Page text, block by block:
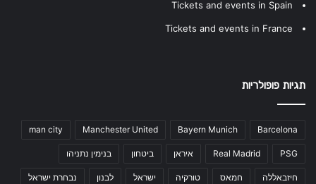
Tickets and events in Spain
Tickets and events in France
תגיות פופולריות
Barcelona
Bayern Munich
Manchester United
man city
PSG
Real Madrid איראן ביטחון בנימין נתניהו
חיזבאללה חמאס טורקיה ישראל לבנון נבחרת ישראל